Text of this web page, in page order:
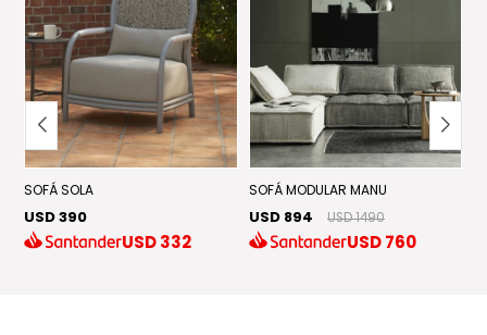
SOFÁ SOLA
USD 390
USD332
SOFÁ MODULAR MANU
USD 894 USD 1490
USD760